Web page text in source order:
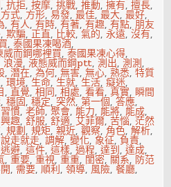
,抗拒,按摩,挑戰,推動,擁有,擅長,
方式, 方形,易發,最佳,最大,最好,
,有人,有時,有著,有趣,有點,朋友
,欺騙,正直, 比較,氣的,永遠,沒有,
,泰國果凍喝酒,
威而鋼哪裡買,泰國果凍心得,
浪漫,液態威而鋼ptt,測出,測測,
,潛在,為何,無害,無心,熟悉,特質
,環境,生命,生就,生活,癡迷,
,直覺,相同,相處,看看,真實, 瞬間
,穩固,穩定,突然, 第一個,答應,
習慣,老師,聚會,能力, 能將, 能成,
興趣,舒服,舒適, 艾菲爾,苦惱,茫然
,規劃,規矩,親近,觀察, 角色,解析,
說走就走,調解,變化, 象征,負責,
逃避,這件,這樣,過程,達到,達成,
,重要,重視,重重, 閨密, 關系, 防范
, 需要,順利,領導, 風險,餐廳,